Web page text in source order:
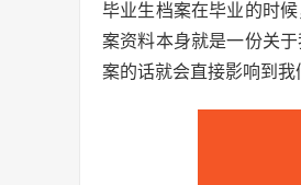
毕业生档案在毕业的时
案资料本身就是一份关
案的话就会直接影响到我